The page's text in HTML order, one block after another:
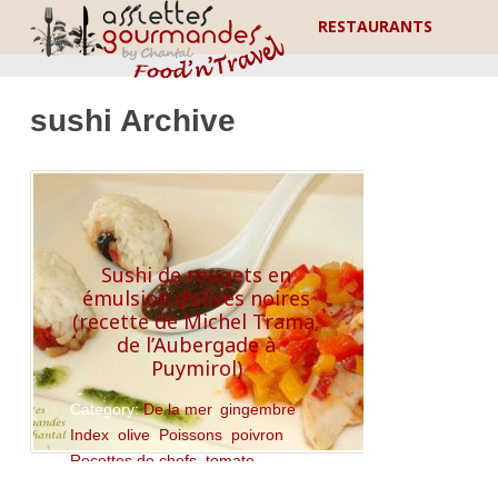
RESTAURANTS
sushi Archive
Sushi de rougets en
émulsion d’olives noires
(recette de Michel Trama,
de l’Aubergade à
Puymirol)
Category:De la mer, gingembre,
Index, olive,Poissons, poivron
Recettes de chefs,tomate